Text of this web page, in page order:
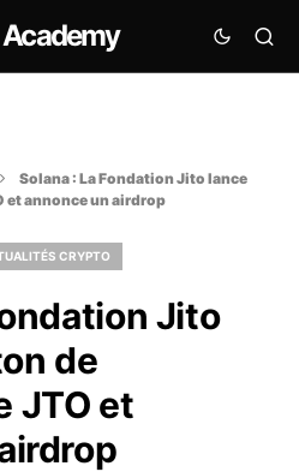
Solana : La Fondation Jito lance
et annonce un airdrop
CRYPTO
Jito
de
JTO et